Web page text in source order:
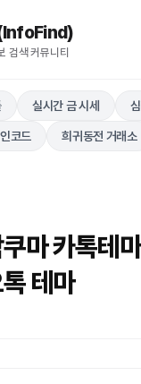
검색 커뮤니티
실시간 금 시세
코드 희귀동전 거래소
마 카톡테
테마